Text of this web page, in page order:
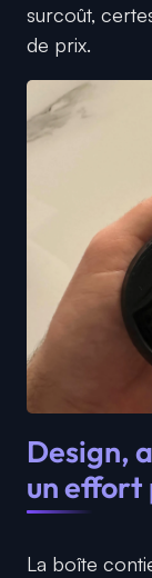
surcoût,
de prix.
Design,
un
La boîte